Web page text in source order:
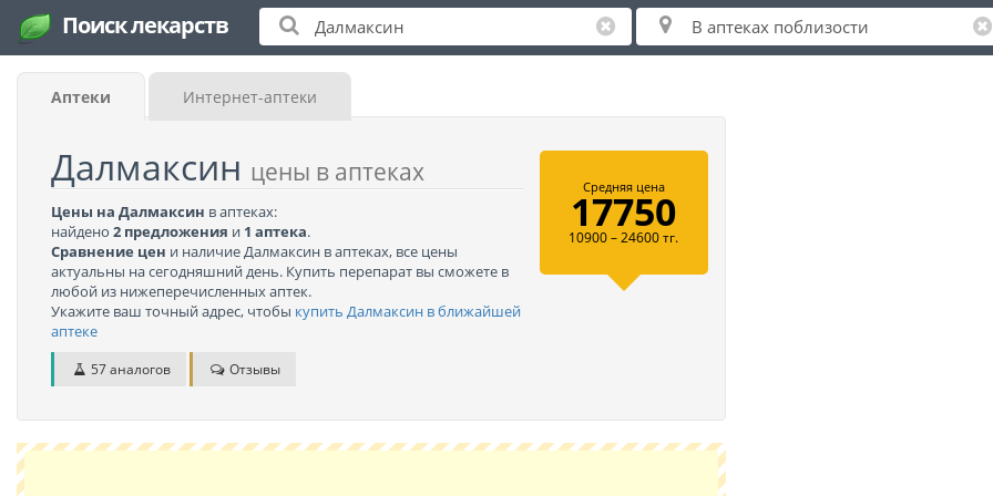
Поиск лекарств
Аптеки Интернет-аптеки
Далмаксин цены в аптеках
Цены на Далмаксин в аптеках:
найдено 2 предложения и 1 аптека.
Сравнение цен и наличие Далмаксин в аптеках, все цены
актуальны на сегодняшний день. Купить перепарат вы сможете в
любой из нижеперечисленных аптек.
Укажите ваш точный адрес, чтобы купить Далмаксин в ближайшей
аптеке
57 аналогов Отзывы
Средняя цена
17750
10900 – 24600 тг.